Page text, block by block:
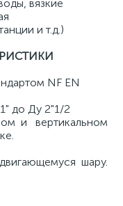
вязкие
и т.д.)
NF EN
до Ду 2"1/2
и вертикальном
шару.